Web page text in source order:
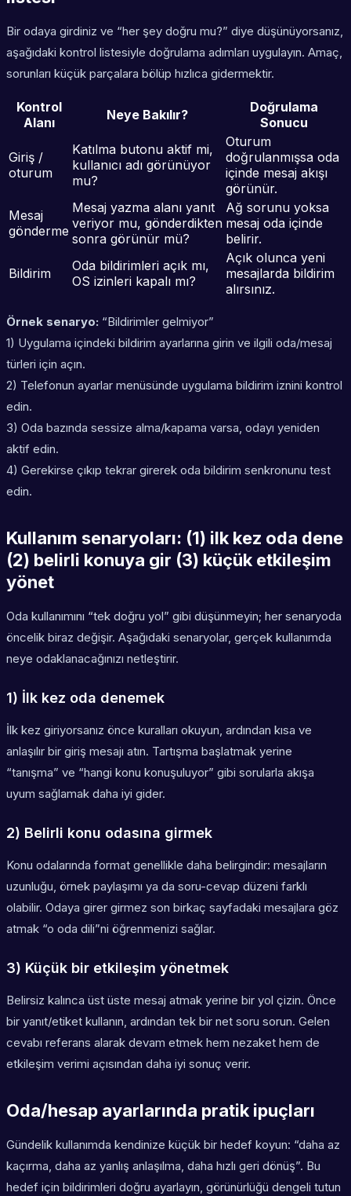
Bir odaya girdiniz ve “her şey doğru mu?” diye düşünüyorsanız,
aşağıdaki kontrol listesiyle doğrulama adımları uygulayın. Amaç,
sorunları küçük parçalara bölüp hızlıca gidermektir.
Kontrol
Alanı
Neye Bakılır?
Doğrulama
Sonucu
Giriş /
oturum
Katılma butonu aktif mi,
kullanıcı adı görünüyor
mu?
Oturum
doğrulanmışsa oda
içinde mesaj akışı
görünür.
Mesaj
gönderme
Mesaj yazma alanı yanıt
veriyor mu, gönderdikten
sonra görünür mü?
Ağ sorunu yoksa
mesaj oda içinde
belirir.
Bildirim
Oda bildirimleri açık mı,
OS izinleri kapalı mı?
Açık olunca yeni
mesajlarda bildirim
alırsınız.
Örnek senaryo: “Bildirimler gelmiyor”
1) Uygulama içindeki bildirim ayarlarına girin ve ilgili oda/mesaj
türleri için açın.
2) Telefonun ayarlar menüsünde uygulama bildirim iznini kontrol
edin.
3) Oda bazında sessize alma/kapama varsa, odayı yeniden
aktif edin.
4) Gerekirse çıkıp tekrar girerek oda bildirim senkronunu test
edin.
Kullanım senaryoları: (1) ilk kez oda dene
(2) belirli konuya gir (3) küçük etkileşim
yönet
Oda kullanımını “tek doğru yol” gibi düşünmeyin; her senaryoda
öncelik biraz değişir. Aşağıdaki senaryolar, gerçek kullanımda
neye odaklanacağınızı netleştirir.
1) İlk kez oda denemek
İlk kez giriyorsanız önce kuralları okuyun, ardından kısa ve
anlaşılır bir giriş mesajı atın. Tartışma başlatmak yerine
“tanışma” ve “hangi konu konuşuluyor” gibi sorularla akışa
uyum sağlamak daha iyi gider.
2) Belirli konu odasına girmek
Konu odalarında format genellikle daha belirgindir: mesajların
uzunluğu, örnek paylaşımı ya da soru-cevap düzeni farklı
olabilir. Odaya girer girmez son birkaç sayfadaki mesajlara göz
atmak “o oda dili”ni öğrenmenizi sağlar.
3) Küçük bir etkileşim yönetmek
Belirsiz kalınca üst üste mesaj atmak yerine bir yol çizin. Önce
bir yanıt/etiket kullanın, ardından tek bir net soru sorun. Gelen
cevabı referans alarak devam etmek hem nezaket hem de
etkileşim verimi açısından daha iyi sonuç verir.
Oda/hesap ayarlarında pratik ipuçları
Gündelik kullanımda kendinize küçük bir hedef koyun: “daha az
kaçırma, daha az yanlış anlaşılma, daha hızlı geri dönüş”. Bu
hedef için bildirimleri doğru ayarlayın, görünürlüğü dengeli tutun